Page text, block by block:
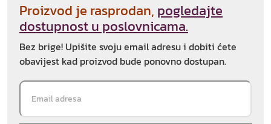
Proizvod je rasprodan, pogledajte
dostupnost u poslovnicama.
Bez brige! Upišite svoju email adresu i dobiti ćete
obavijest kad proizvod bude ponovno dostupan.